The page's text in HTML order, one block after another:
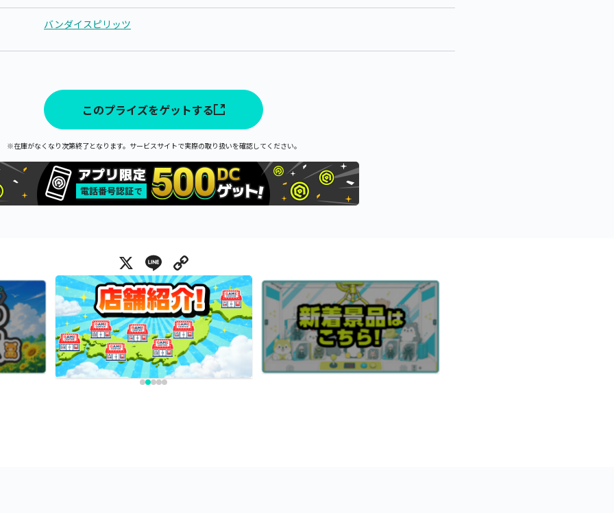
バンダイスピリッツ
このプライズをゲットする
※在庫がなくなり次第終了となります。サービスサイトで実際の取り扱いを確認してください。
X Line